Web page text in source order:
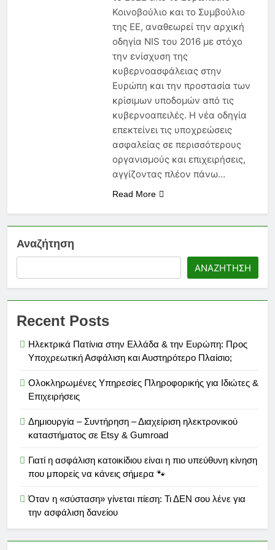
να Γνωρίζει Κάθε
Ασφαλιστικός Πράκτορας
6 Μήνες Ago
Ασφάλεια Υγείας: Κόστος,
Αντιλήψεις και Προκλήσεις
στην Ελλάδα
6 Μήνες Ago
Ασφάλιση Μεταφερόμενων
Εμπορευμάτων: Η Στρατηγική
Ασπίδα Κάθε Μεταφορικής
Επιχείρησης
6 Μήνες Ago
Κοινοβούλιο και το Συμβούλιο
της ΕΕ, αναθεωρεί την αρχική
οδηγία NIS του 2016 με στόχο
την ενίσχυση της
κυβερνοασφάλειας στην
Ευρώπη και την προστασία των
κρίσιμων υποδομών από τις
κυβερνοαπειλές. Η νέα οδηγία
επεκτείνει τις υποχρεώσεις
ασφαλείας σε περισσότερους
οργανισμούς και επιχειρήσεις,
αγγίζοντας πλέον πάνω…
Read More
Αναζήτηση
ΑΝΑΖΉΤΗΣΗ
Recent Posts
Ηλεκτρικά Πατίνια στην Ελλάδα & την Ευρώπη: Προς
Υποχρεωτική Ασφάλιση και Αυστηρότερο Πλαίσιο;
Ολοκληρωμένες Υπηρεσίες Πληροφορικής για Ιδιώτες &
Επιχειρήσεις
Δημιουργία – Συντήρηση – Διαχείριση ηλεκτρονικού
καταστήματος σε Etsy & Gumroad
Γιατί η ασφάλιση κατοικίδιου είναι η πιο υπεύθυνη κίνηση
που μπορείς να κάνεις σήμερα 🐾
Όταν η «σύσταση» γίνεται πίεση: Τι ΔΕΝ σου λένε για
την ασφάλιση δανείου